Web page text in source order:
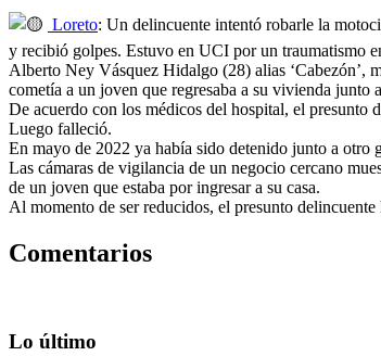
Loreto: Un delincuente intentó robarle la
y recibió golpes. Estuvo en UCI por un traumatismo
Alberto Ney Vásquez Hidalgo (28) alias ‘Cabezón’,
cometía a un joven que regresaba a su vivienda
De acuerdo con los médicos del hospital, el presunto
Luego falleció.
En mayo de 2022 ya había sido detenido junto a otro
Las cámaras de vigilancia de un negocio cercano
de un joven que estaba por ingresar a su casa.
Al momento de ser reducidos, el presunto
Comentarios
Lo último